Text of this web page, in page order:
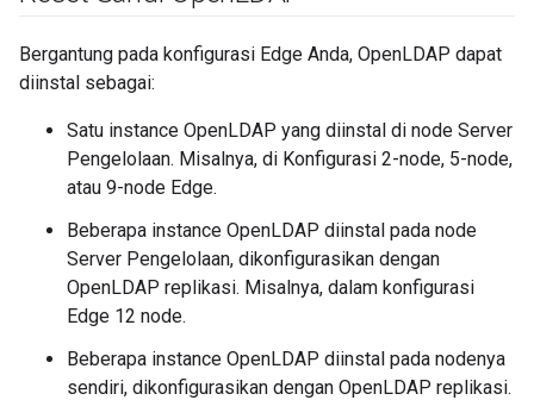
Bergantung pada konfigurasi Edge Anda, OpenLDAP dapat
diinstal sebagai:
Satu instance OpenLDAP yang diinstal di node Server
Pengelolaan. Misalnya, di Konfigurasi 2-node, 5-node,
atau 9-node Edge.
Beberapa instance OpenLDAP diinstal pada node
Server Pengelolaan, dikonfigurasikan dengan
OpenLDAP replikasi. Misalnya, dalam konfigurasi
Edge 12 node.
Beberapa instance OpenLDAP diinstal pada nodenya
sendiri, dikonfigurasikan dengan OpenLDAP replikasi.